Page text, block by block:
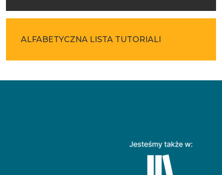
ALFABETYCZNA LISTA TUTORIALI